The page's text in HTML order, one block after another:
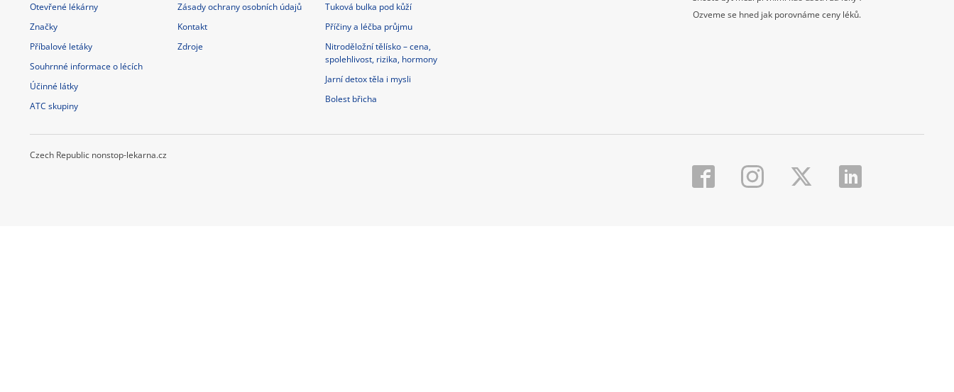
Otevřené lékárny
Značky
Příbalové letáky
Souhrnné informace o lécích
Účinné látky
ATC skupiny
Zásady ochrany osobních údajů
Kontakt
Zdroje
Tuková bulka pod kůží
Příčiny a léčba průjmu
Nitroděložní tělísko – cena,
spolehlivost, rizika, hormony
Jarní detox těla i mysli
Bolest břicha
Ozveme se hned jak porovnáme ceny léků.
Czech Republic nonstop-lekarna.cz